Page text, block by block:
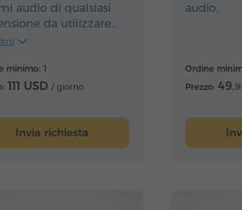
audio di qualsiasi
da utilizzare
gli eventi
per un massimo di
–111 USD
per un massimo di
partecipanti –180 USD
minimo: 1
111 USD / giorno
Invia richiesta
audio.
Ordine
Prezzo: 49.